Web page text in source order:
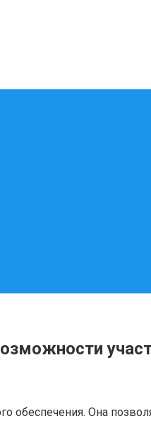
обеспечения. Она